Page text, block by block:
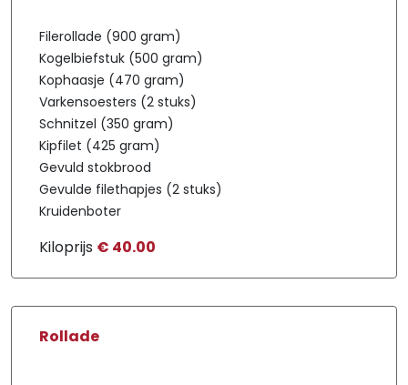
Filerollade (900 gram)
Kogelbiefstuk (500 gram)
Kophaasje (470 gram)
Varkensoesters (2 stuks)
Schnitzel (350 gram)
Kipfilet (425 gram)
Gevuld stokbrood
Gevulde filethapjes (2 stuks)
Kruidenboter
Kiloprijs € 40.00
Rollade